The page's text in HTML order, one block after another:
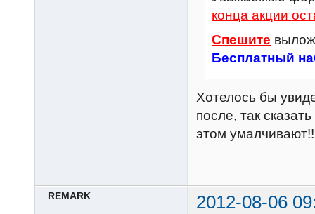
конца акции
Спешите
Бесплатный
Хотелось бы
после, так
этом
REMARK 2012-08-06